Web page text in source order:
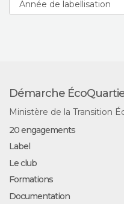
Démarche
Ministère de la Transition
20 engagements
Label
Le club
Formations
Documentation